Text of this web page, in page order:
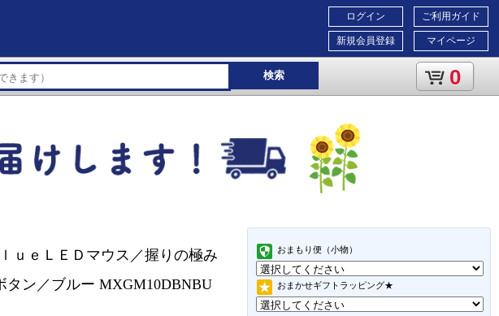
ご利用ガイド
マイページ
ログイン
新規会員登録
検索 0
おまもり便（小物）
おまかせギフトラッピング★
ｕｅＬＥＤマウス／握りの極み
タン／ブルー MXGM10DBNBU